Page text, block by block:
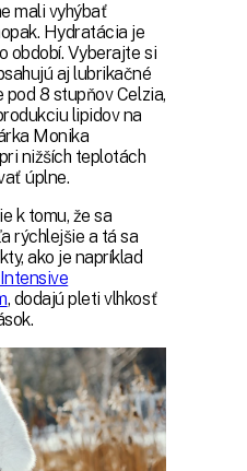
mali vyhýbať
Hydratácia je
období. Vyberajte si
aj lubrikačné
pod 8 stupňov Celzia,
lipidov na
Monika
nižších teplotách
úplne.
k tomu, že sa
rýchlejšie a tá sa
ako je napríklad
, dodajú pleti vlhkosť